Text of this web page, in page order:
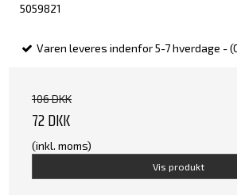
5059821
Varen leveres indenfor 5-7 hverdage -
106 DKK
72 DKK
(inkl. moms)
Vis produkt